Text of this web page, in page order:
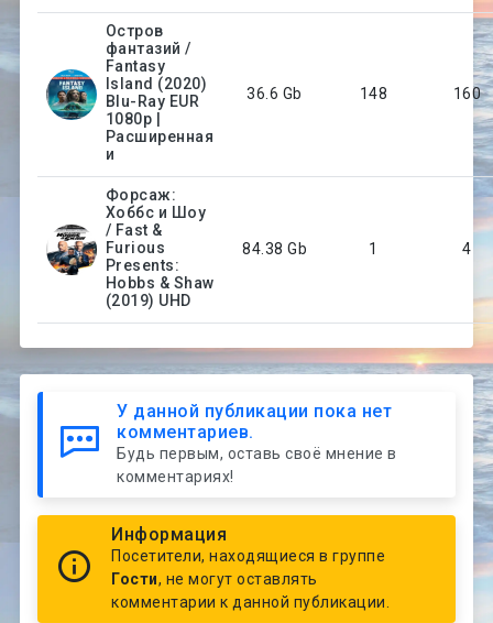
Остров
фантазий /
Fantasy
Island (2020)
Blu-Ray EUR
1080p |
Расширенная
и
36.6 Gb 148 160
Форсаж:
Хоббс и Шоу
/ Fast &
Furious
Presents:
Hobbs & Shaw
(2019) UHD
84.38 Gb 1 4
У данной публикации пока нет
комментариев.
Будь первым, оставь своё мнение в
комментариях!
Информация
Посетители, находящиеся в группе
Гости, не могут оставлять
комментарии к данной публикации.